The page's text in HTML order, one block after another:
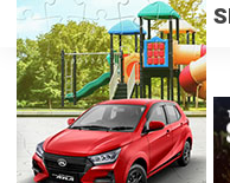
Disnav Banjarmasin